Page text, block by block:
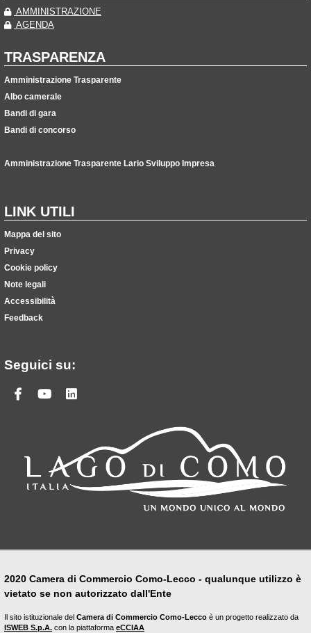
AMMINISTRAZIONE
AGENDA
TRASPARENZA
Amministrazione Trasparente
Albo camerale
Bandi di gara
Bandi di concorso
Amministrazione Trasparente Lario Sviluppo Impresa
LINK UTILI
Mappa del sito
Privacy
Cookie policy
Note legali
Accessibilità
Feedback
Seguici su:
Facebook
Youtube
2020 Camera di Commercio Como-Lecco - qualunque utilizzo è
vietato se non autorizzato dall'Ente
Il sito istituzionale del Camera di Commercio Como-Lecco è un progetto realizzato da
ISWEB S.p.A. con la piattaforma eCCIAA